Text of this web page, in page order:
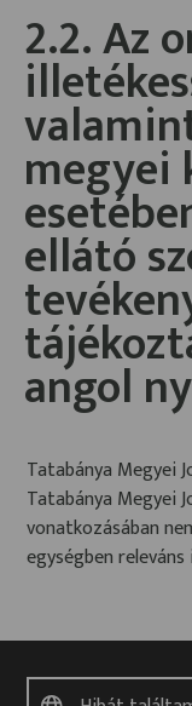
2.2. Az
megyei
ellátó
angol
Tatabánya Megyei
Tatabánya Megyei
vonatkozásában
egységben